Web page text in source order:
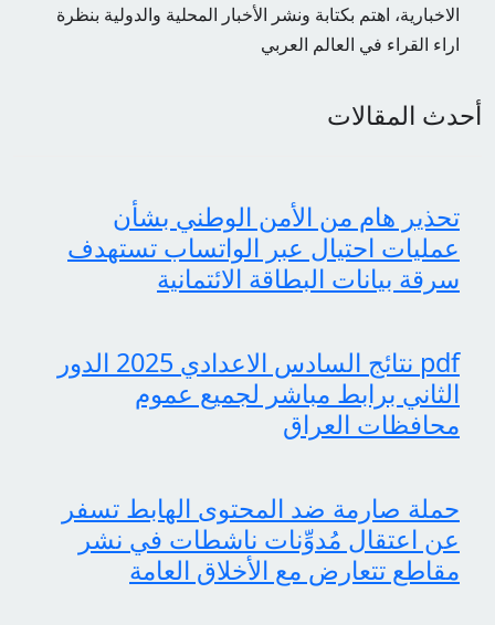
الاخبارية، اهتم بكتابة ونشر الأخبار المحلية والدولية بنظرة
اراء القراء في العالم العربي
أحدث المقالات
تحذير هام من الأمن الوطني بشأن
عمليات احتيال عبر الواتساب تستهدف
سرقة بيانات البطاقة الائتمانية
pdf نتائج السادس الاعدادي 2025 الدور
الثاني برابط مباشر لجميع عموم
محافظات العراق
حملة صارمة ضد المحتوى الهابط تسفر
عن اعتقال مُدوِّنات ناشطات في نشر
مقاطع تتعارض مع الأخلاق العامة